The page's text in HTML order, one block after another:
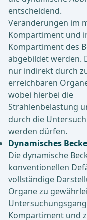
entscheidend.
Veränderungen im
Kompartiment und
Kompartiment des
abgebildet werden.
nur indirekt durch
erreichbaren
wobei hierbei die
Strahlenbelastung
durch die
werden dürfen.
Dynamisches
Die dynamische
konventionellen
vollständige
Organe zu
Kompartiment und